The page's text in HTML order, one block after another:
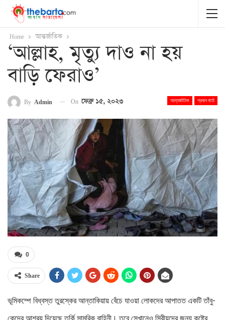
Home আন্তর্জাতিক
‘আল্লাহ, মৃত্যু দাও না হয়
বাড়ি ফেরাও’
আন্তর্জাতিক প্রধান বার্তা
By Admin On ফেব্রু ১৫, ২০২৩
0
Share
ভূমিকম্পে বিধ্বস্ত তুরস্কের আন্তাকিয়ায় বেঁচে যাওয়া লোকদের আপাতত একটি তাঁবু-